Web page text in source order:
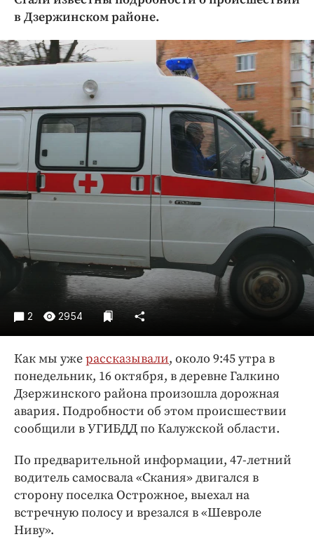
Недвижимость и ЖКХ
Общество
Погода
Праздники
Происшествия
Спорт
Экономика и бизнес
Блоги
Издания
Медиаперсона
Интересное чтиво
Клиника года
Бренд года
Работодатель года
в Дзержинском районе.
2 2954
Как мы ужерассказывали, около 9:45 утра в
понедельник, 16 октября, в деревне Галкино
Дзержинского района произошла дорожная
авария. Подробности об этом происшествии
сообщили в УГИБДД по Калужской области.
По предварительной информации, 47-летний
водитель самосвала «Скания» двигался в
сторону поселка Острожное, выехал на
встречную полосу и врезался в «Шевроле
Ниву».